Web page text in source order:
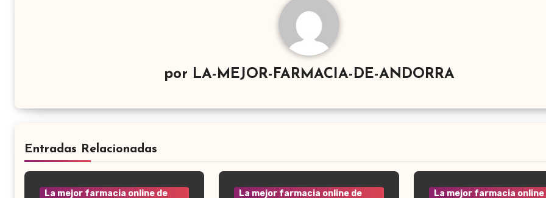
por LA-MEJOR-FARMACIA-DE-ANDORRA
Entradas Relacionadas
La mejor farmacia online de
La mejor farmacia online de
La mejor farmacia online